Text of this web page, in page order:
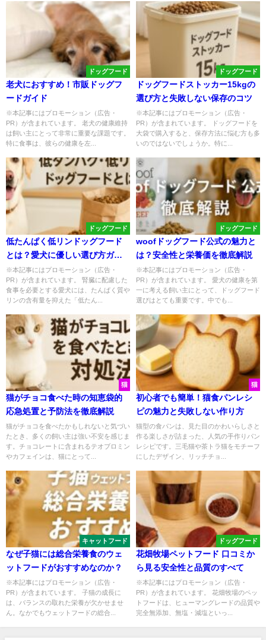
ドッグフード
老犬におすすめ！市販ドッグフ
ードガイド
※本記事にはプロモーション（広告・
PR）が含まれています。 老犬の健康維持
は飼い主にとって非常に重要な課題です。
特に食事は、彼らの健康を左...
ドッグフード
ドッグフードストッカー15kgの
選び方と失敗しない保存のコツ
※本記事にはプロモーション（広告・
PR）が含まれています。 ドッグフードを
大袋で購入すると、保存方法に悩む方も多
いのではないでしょうか。特に...
ドッグフード
低たんぱく低リンドッグフード
とは？愛犬に優しい選び方ガイ
ド
※本記事にはプロモーション（広告・
PR）が含まれています。 腎臓に配慮した
食事を必要とする愛犬には、たんぱく質や
リンの含有量を抑えた「低たん...
ドッグフード
woofドッグフード公式の魅力と
は？安全性と栄養価を徹底解説
※本記事にはプロモーション（広告・
PR）が含まれています。 愛犬の健康を第
一に考える飼い主にとって、ドッグフード
選びはとても重要です。中でも...
猫
猫がチョコ食べた時の知恵袋的
応急処置と予防法を徹底解説
猫がチョコを食べたかもしれないと気づい
たとき、多くの飼い主は強い不安を感じま
す。チョコレートに含まれるテオブロミン
やカフェインは、猫にとって...
猫
初心者でも簡単！猫食パンレシ
ピの魅力と失敗しない作り方
猫型の食パンは、見た目のかわいらしさと
作る楽しさが詰まった、人気の手作りパン
レシピです。三毛猫や茶トラ猫をモチーフ
にしたデザイン、リッチチョ...
キャットフード
なぜ子猫には総合栄養食のウェ
ットフードがおすすめなのか？
※本記事にはプロモーション（広告・
PR）が含まれています。 子猫の成長に
は、バランスの取れた栄養が欠かせませ
ん。なかでもウェットフードの総合...
ドッグフード
花畑牧場ペットフード 口コミか
ら見る安全性と品質のすべて
※本記事にはプロモーション（広告・
PR）が含まれています。 花畑牧場のペッ
トフードは、ヒューマングレードの品質や
完全無添加、無塩・減塩といっ...